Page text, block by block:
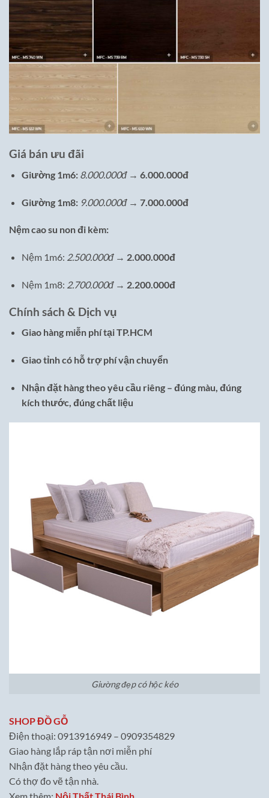
Giá bán ưu đãi
Giường 1m6: 8.000.000đ→ 6.000.000đ
Giường 1m8: 9.000.000đ→ 7.000.000đ
Nệm cao su non đi kèm:
Nệm 1m6: 2.500.000đ→ 2.000.000đ
Nệm 1m8: 2.700.000đ→ 2.200.000đ
Chính sách & Dịch vụ
Giao hàng miễn phí tại TP.HCM
Giao tỉnh có hỗ trợ phí vận chuyển
Nhận đặt hàng theo yêu cầu riêng – đúng màu, đúng
kích thước, đúng chất liệu
Giường đẹp có hộc kéo
SHOP ĐỒ GỖ
Điện thoại: 0913916949 – 0909354829
Giao hàng lắp ráp tận nơi miễn phí
Nhận đặt hàng theo yêu cầu.
Có thợ đo vẽ tận nhà.